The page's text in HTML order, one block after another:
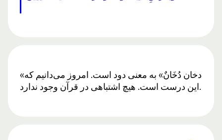
«دخان دُخَانٌ» به معنی دود است. امروز می‌دانیم که
این درست است. هیچ اشتباهی در قرآن وجود ندارد.